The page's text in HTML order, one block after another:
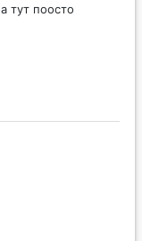
тут поосто